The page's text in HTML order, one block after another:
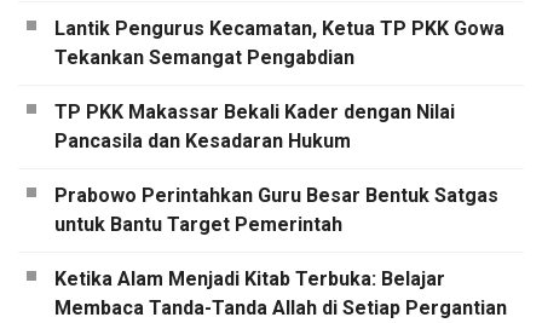
Lantik Pengurus Kecamatan, Ketua TP PKK Gowa
Tekankan Semangat Pengabdian
TP PKK Makassar Bekali Kader dengan Nilai
Pancasila dan Kesadaran Hukum
Prabowo Perintahkan Guru Besar Bentuk Satgas
untuk Bantu Target Pemerintah
Ketika Alam Menjadi Kitab Terbuka: Belajar
Membaca Tanda-Tanda Allah di Setiap Pergantian